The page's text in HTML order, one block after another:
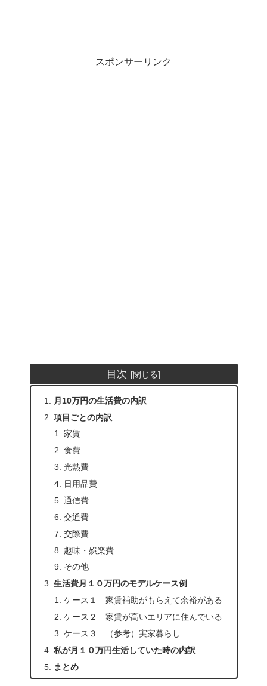
スポンサーリンク
目次
月10万円の生活費の内訳
項目ごとの内訳
家賃
食費
光熱費
日用品費
通信費
交通費
交際費
趣味・娯楽費
その他
生活費月１０万円のモデルケース例
ケース１ 家賃補助がもらえて余裕がある
ケース２ 家賃が高いエリアに住んでいる
ケース３ （参考）実家暮らし
私が月１０万円生活していた時の内訳
まとめ